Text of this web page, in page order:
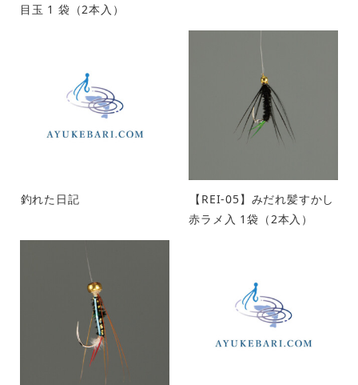
目玉 1 袋（2本入）
釣れた日記
【REI-05】みだれ髪すかし
赤ラメ入 1袋（2本入）